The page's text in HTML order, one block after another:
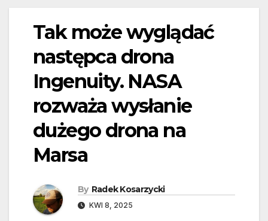
Tak może wyglądać
następca drona
Ingenuity. NASA
rozważa wysłanie
dużego drona na
Marsa
By Radek Kosarzycki
KWI 8, 2025